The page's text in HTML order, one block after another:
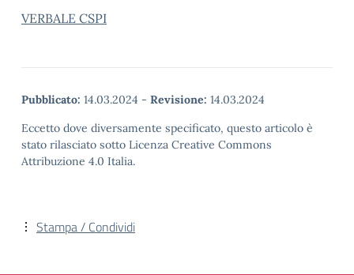
VERBALE CSPI
Pubblicato: 14.03.2024 - Revisione: 14.03.2024
Eccetto dove diversamente specificato, questo articolo è
stato rilasciato sotto Licenza Creative Commons
Attribuzione 4.0 Italia.
Stampa / Condividi